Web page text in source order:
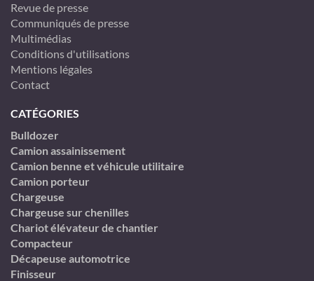
Revue de presse
Communiqués de presse
Multimédias
Conditions d'utilisations
Mentions légales
Contact
CATÉGORIES
Bulldozer
Camion assainissement
Camion benne et véhicule utilitaire
Camion porteur
Chargeuse
Chargeuse sur chenilles
Chariot élévateur de chantier
Compacteur
Décapeuse automotrice
Finisseur